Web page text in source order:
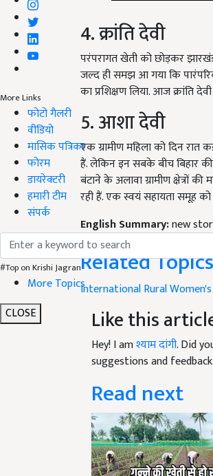
More Links
फोटो गैलरी
वीडियो
मासिक पत्रिका
फोरम
डायरेक्टरी
हमारी टीम
संपर्क
#Top on Krishi Jagran
More Topics
CLOSE
4. क्रांति देवी
परंपरागत खेती को छोड़कर
जल्द ही समझ आ गया कि
का प्रशिक्षण लिया. आज क्रांति
5. आशा देवी
एक ग्रामीण महिला को दिन
हैं. लेकिन इन सबके बीच बिहार
बंटाने के अलावा ग्रामीण
रही हैं. एक स्वयं सहायता समूह
English Summary:
new
Published on:15 October
Related Topics
International Rural Women's
Like this
Hey! I amश्याम दांगी . Did
suggestions and
Read next